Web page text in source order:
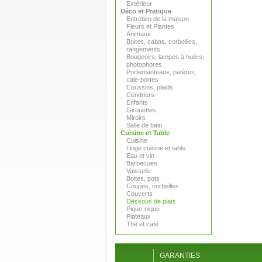
Extérieur
Déco et Pratique
Entretien de la maison
Fleurs et Plantes
Animaux
Boites, cabas, corbeilles,
rangements
Bougeoirs, lampes à huiles,
photophores
Portemanteaux, patères,
cale-portes
Coussins, plaids
Cendriers
Enfants
Girouettes
Miroirs
Salle de bain
Cuisine et Table
Cuisine
Linge cuisine et table
Eau et vin
Barbecues
Vaisselle
Boites, pots
Coupes, corbeilles
Couverts
Dessous de plats
Pique-nique
Plateaux
Thé et café
GARANTIES